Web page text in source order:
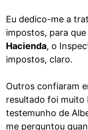
Eu dedico-me a
impostos, para que
Hacienda, o
impostos, claro.
Outros confiaram
resultado foi muito
testemunho de
me perguntou